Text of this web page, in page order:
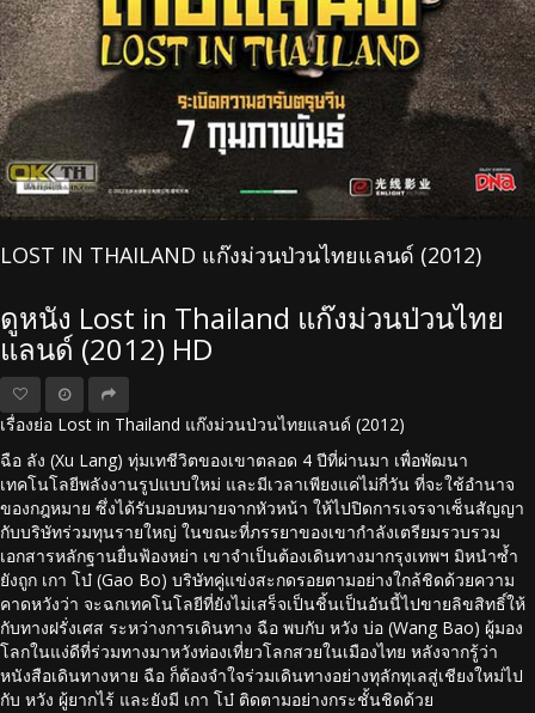
LOST IN THAILAND แก๊งม่วนป่วนไทยแลนด์ (2012)
ดูหนัง Lost in Thailand แก๊งม่วนป่วนไทย
แลนด์ (2012) HD
เรื่องย่อ Lost in Thailand แก๊งม่วนป่วนไทยแลนด์ (2012)
ฉือ ลัง (Xu Lang) ทุ่มเทชีวิตของเขาตลอด 4 ปีที่ผ่านมา เพื่อพัฒนา
เทคโนโลยีพลังงานรูปแบบใหม่ และมีเวลาเพียงแค่ไม่กี่วัน ที่จะใช้อำนาจ
ของกฎหมาย ซึ่งได้รับมอบหมายจากหัวหน้า ให้ไปปิดการเจรจาเซ็นสัญญา
กับบริษัทร่วมทุนรายใหญ่ ในขณะที่ภรรยาของเขากำลังเตรียมรวบรวม
เอกสารหลักฐานยื่นฟ้องหย่า เขาจำเป็นต้องเดินทางมากรุงเทพฯ มิหนำซ้ำ
ยังถูก เกา โบ๋ (Gao Bo) บริษัทคู่แข่งสะกดรอยตามอย่างใกล้ชิดด้วยความ
คาดหวังว่า จะฉกเทคโนโลยีที่ยังไม่เสร็จเป็นชิ้นเป็นอันนี้ไปขายลิขสิทธิ์ให้
กับทางฝรั่งเศส ระหว่างการเดินทาง ฉือ พบกับ หวัง บ่อ (Wang Bao) ผู้มอง
โลกในแง่ดีที่ร่วมทางมาหวังท่องเที่ยวโลกสวยในเมืองไทย หลังจากรู้ว่า
หนังสือเดินทางหาย ฉือ ก็ต้องจำใจร่วมเดินทางอย่างทุลักทุเลสู่เชียงใหม่ไป
กับ หวัง ผู้ยากไร้ และยังมี เกา โบ๋ ติดตามอย่างกระชั้นชิดด้วย